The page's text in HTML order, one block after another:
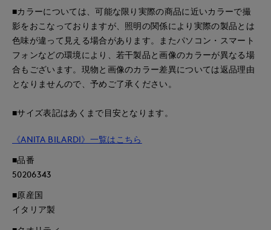
■カラーについては、可能な限り実際の商品に近いカラーで撮
影をおこなっておりますが、照明の関係により実際の製品とは
色味が違って見える場合があります。またパソコン・スマート
フォンなどの環境により、若干製品と画像のカラーが異なる場
合もございます。現物と画像のカラー差異については返品理由
となりませんので、予めご了承ください。
■サイズ表記はあくまで目安となります。
《ANITA BILARDI》一覧はこちら
■品番
50206343
■原産国
イタリア製